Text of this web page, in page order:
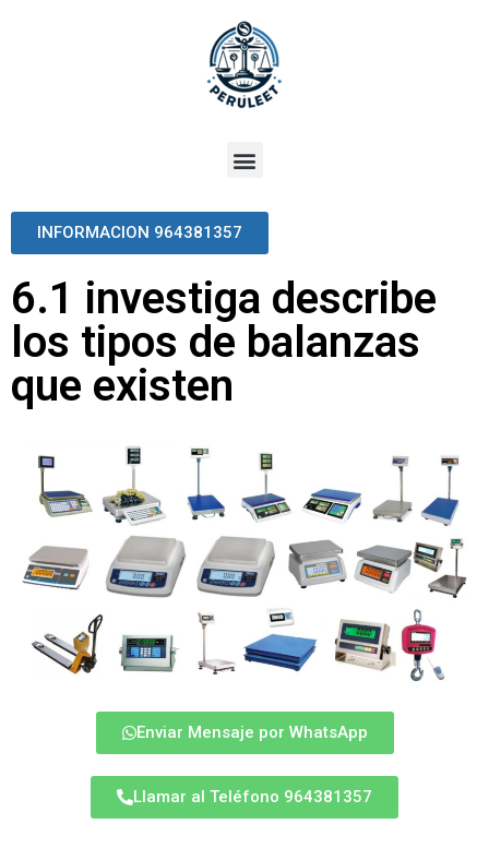
INFORMACION 964381357
6.1 investiga describe
los tipos de balanzas
que existen
Enviar Mensaje por WhatsApp
Llamar al Teléfono 964381357